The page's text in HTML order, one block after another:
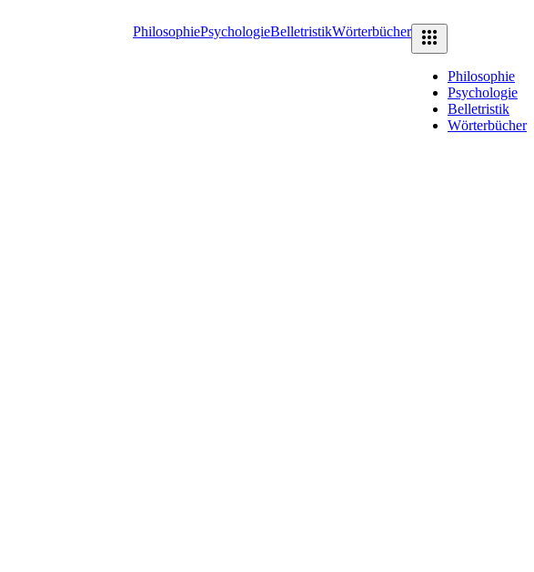
PhilosophiePsychologieBelletristikWörterbücher
Philosophie
Psychologie
Belletristik
Wörterbücher